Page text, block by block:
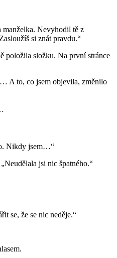
manželka. Nevyhodil tě z
si znát pravdu.“
položila složku. Na první stránce
A to, co jsem objevila, změnilo
Nikdy jsem…“
jsi nic špatného.“
se, že se nic neděje.“